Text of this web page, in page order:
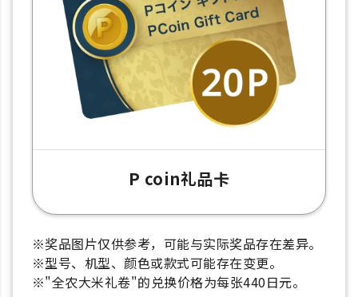
P coin礼品卡
※奖品图片仅供参考，可能与实际奖品存在差异。
※型号、机型、颜色或款式可能存在变更。
※"全农大米礼卷"的兑换价格为每张440日元。